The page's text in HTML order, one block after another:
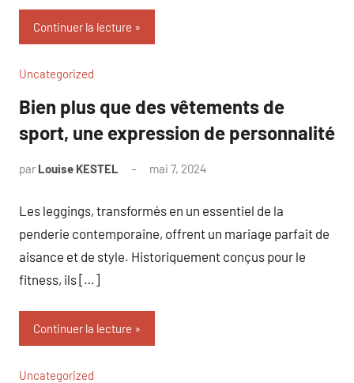
Continuer la lecture
Uncategorized
Bien plus que des vêtements de
sport, une expression de personnalité
par Louise KESTEL mai 7, 2024
Les leggings, transformés en un essentiel de la
penderie contemporaine, offrent un mariage parfait de
aisance et de style. Historiquement conçus pour le
fitness, ils […]
Continuer la lecture
Uncategorized